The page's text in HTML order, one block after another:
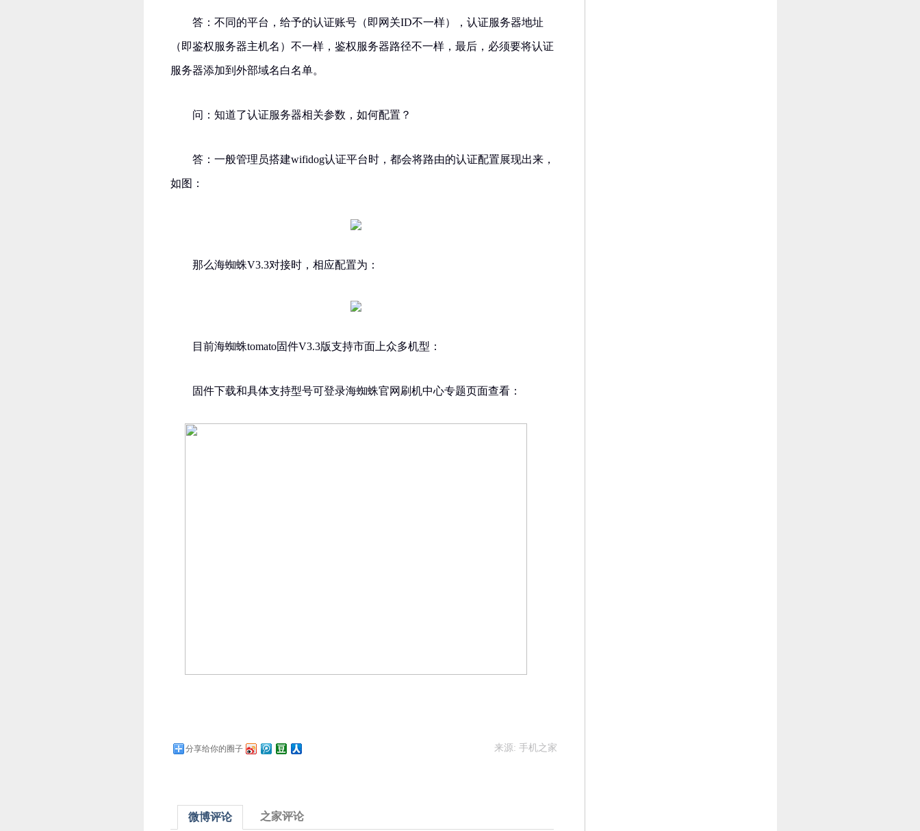
答：不同的平台，给予的认证账号（即网关ID不一样），认证服务器地址
（即鉴权服务器主机名）不一样，鉴权服务器路径不一样，最后，必须要将认证
服务器添加到外部域名白名单。
问：知道了认证服务器相关参数，如何配置？
答：一般管理员搭建wifidog认证平台时，都会将路由的认证配置展现出来，
如图：
那么海蜘蛛V3.3对接时，相应配置为：
目前海蜘蛛tomato固件V3.3版支持市面上众多机型：
固件下载和具体支持型号可登录海蜘蛛官网刷机中心专题页面查看：
分享给你的圈子 来源: 手机之家
微博评论 之家评论